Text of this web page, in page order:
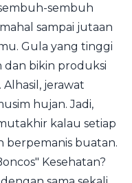
sembuh
sampai jutaan
Gula yang tinggi
bikin produksi
jerawat
hujan. Jadi,
kalau setiap
berpemanis buatan.
Kesehatan?